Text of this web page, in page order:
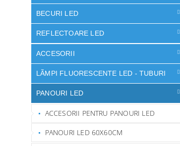
ă
BECURI LED
REFLECTOARE LED
ACCESORII
LÃMPI FLUORESCENTE LED - TUBURI
PANOURI LED
ACCESORII PENTRU PANOURI LED
PANOURI LED 60X60CM